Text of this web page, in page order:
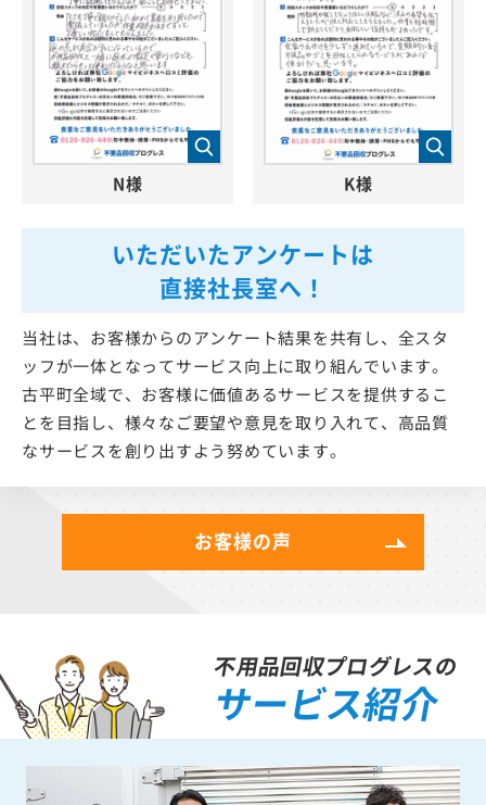
いただいたアンケートは
直接社長室へ！
当社は、お客様からのアンケート結果を共有し、全スタ
ッフが一体となってサービス向上に取り組んでいます。
古平町全域で、お客様に価値あるサービスを提供するこ
とを目指し、様々なご要望や意見を取り入れて、高品質
なサービスを創り出すよう努めています。
N様 K様
お客様の声
不用品回収プログレスの
サービス紹介